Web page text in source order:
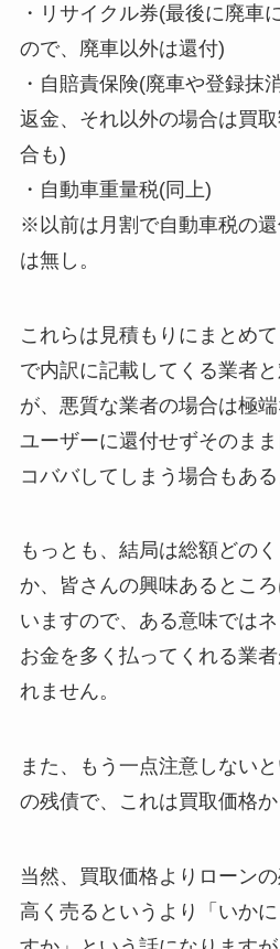
・リサイクル券(最後に廃車
ので、廃車以外は還付)
・自賠責保険(廃車や登録抹
返金、それ以外の場合は買
合も)
・自動車重量税(同上)
※以前は月割で自動車税の
は無し。
これらは見積もりにまとめ
で内訳に記載してくる業者
が、悪質な業者の場合は極
ユーザーに還付せずそのま
コババしてしまう場合もある
もっとも、結局は総額どの
か、皆さんの興味あるとこ
いますので、ある意味では
お金を多く払ってくれる業
れません。
また、もう一点注意しない
の残債で、これは買取価格か
当然、買取価格よりローンの
高く売るというより「いか